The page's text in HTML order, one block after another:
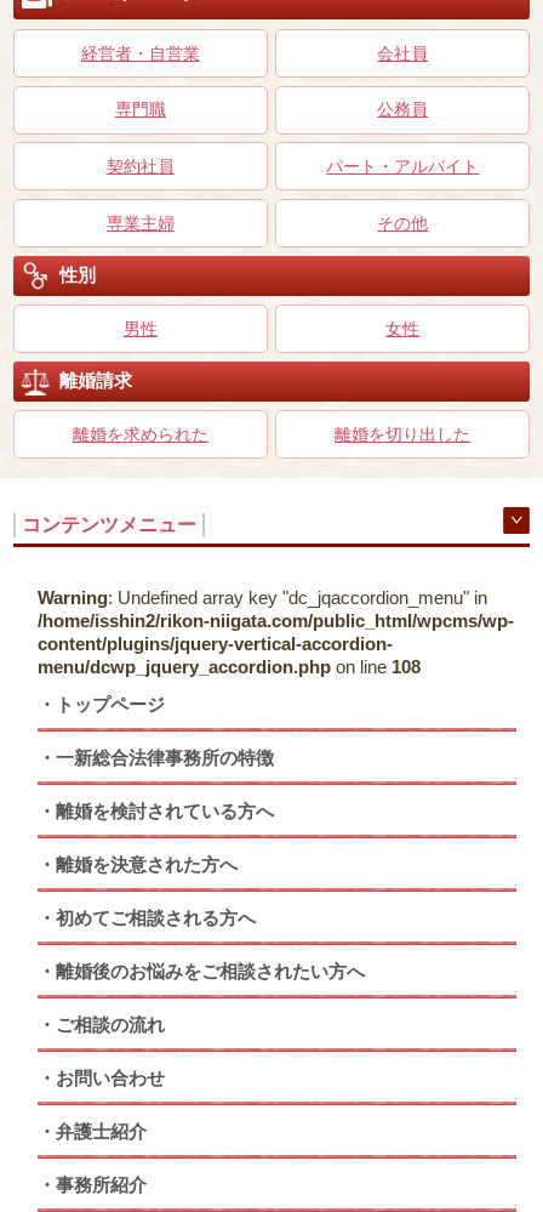
経営者・自営業 会社員
専門職 公務員
契約社員 パート・アルバイト
専業主婦 その他
性別
男性 女性
離婚請求
離婚を求められた 離婚を切り出した
コンテンツメニュー
Warning: Undefined array key "dc_jqaccordion_menu" in
/home/isshin2/rikon-niigata.com/public_html/wpcms/wp-
content/plugins/jquery-vertical-accordion-
menu/dcwp_jquery_accordion.php on line 108
トップページ
一新総合法律事務所の特徴
離婚を検討されている方へ
離婚を決意された方へ
初めてご相談される方へ
離婚後のお悩みをご相談されたい方へ
ご相談の流れ
お問い合わせ
弁護士紹介
事務所紹介